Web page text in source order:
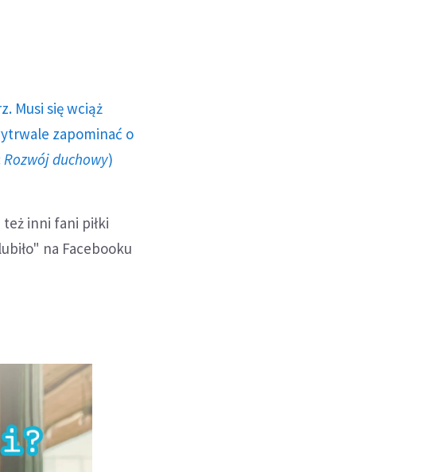
Musi się wciąż
zapominać o
Rozwój duchowy)
inni fani piłki
na Facebooku